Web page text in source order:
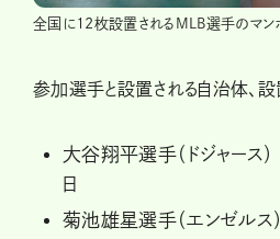
全国に12枚設置されるMLB選手のマン
参加選手と設置される自治体、設
大谷翔平選手（ドジャー
日
菊池雄星選手（エンゼル